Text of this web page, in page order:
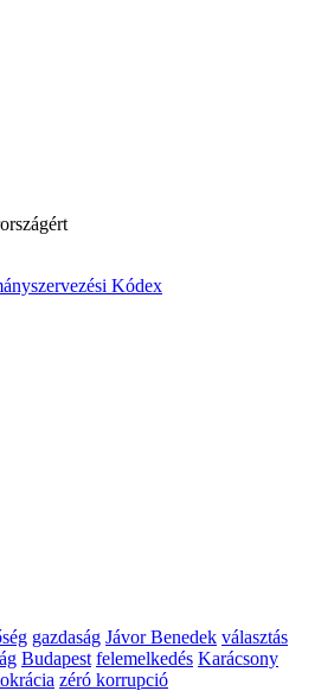
Kódex
gazdaság Jávor Benedek választás
Budapest felemelkedés Karácsony
zéró korrupció